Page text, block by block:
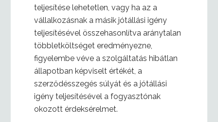
teljesítése lehetetlen, vagy ha az a
vállalkozásnak a másik jótállási igény
teljesítésével összehasonlítva aránytalan
többletköltséget eredményezne,
figyelembe véve a szolgáltatás hibátlan
állapotban képviselt értékét, a
szerződésszegés súlyát és a jótállási
igény teljesítésével a fogyasztónak
okozott érdeksérelmet.